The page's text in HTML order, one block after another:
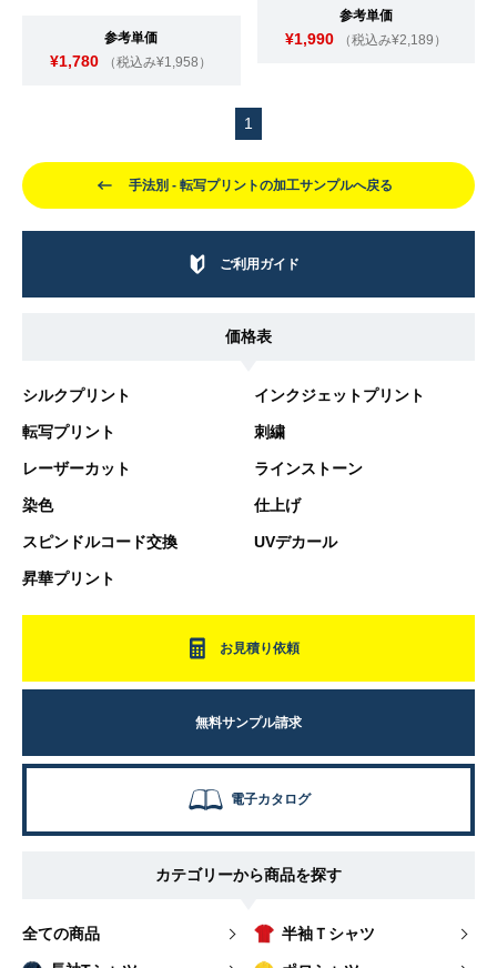
ご利用ガイド
価格表
シルクプリント インクジェットプリント
転写プリント 刺繍
レーザーカット ラインストーン
染色 仕上げ
スピンドルコード交換 UVデカール
昇華プリント
お見積り依頼
無料サンプル請求
電子カタログ
カテゴリーから商品を探す
全ての商品 半袖Ｔシャツ
参考単価
¥1,780 （税込み¥1,958）
参考単価
¥1,990 （税込み¥2,189）
1
手法別 - 転写プリントの加工サンプルへ戻る